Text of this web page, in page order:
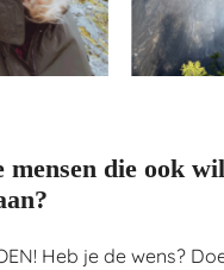
die ook
Heb je de wens?